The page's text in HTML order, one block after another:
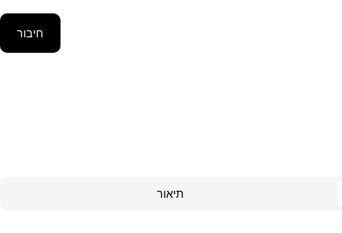
חיבור
תיאור